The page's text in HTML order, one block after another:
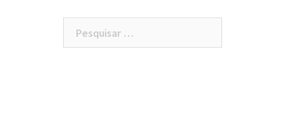
Pesquisar
por: